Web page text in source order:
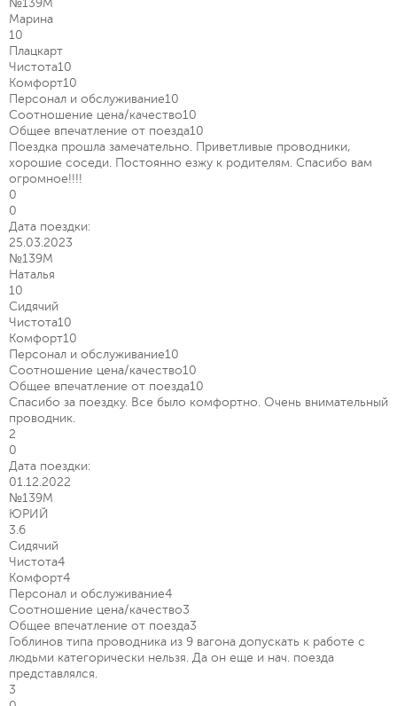
№139М
Марина
10
Плацкарт
Чистота10
Комфорт10
Персонал и обслуживание10
Соотношение цена/качество10
Общее впечатление от поезда10
Поездка прошла замечательно. Приветливые проводники,
хорошие соседи. Постоянно езжу к родителям. Спасибо вам
огромное!!!!
0
0
Дата поездки:
25.03.2023
№139М
Наталья
10
Сидячий
Чистота10
Комфорт10
Персонал и обслуживание10
Соотношение цена/качество10
Общее впечатление от поезда10
Спасибо за поездку. Все было комфортно. Очень внимательный
проводник.
2
0
Дата поездки:
01.12.2022
№139М
ЮРИЙ
3.6
Сидячий
Чистота4
Комфорт4
Персонал и обслуживание4
Соотношение цена/качество3
Общее впечатление от поезда3
Гоблинов типа проводника из 9 вагона допускать к работе с
людьми категорически нельзя. Да он еще и нач. поезда
представлялся.
3